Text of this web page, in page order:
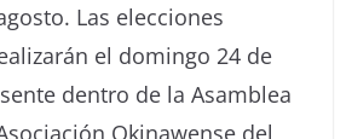
Las elecciones
el domingo 24 de
dentro de la Asamblea
Okinawense del